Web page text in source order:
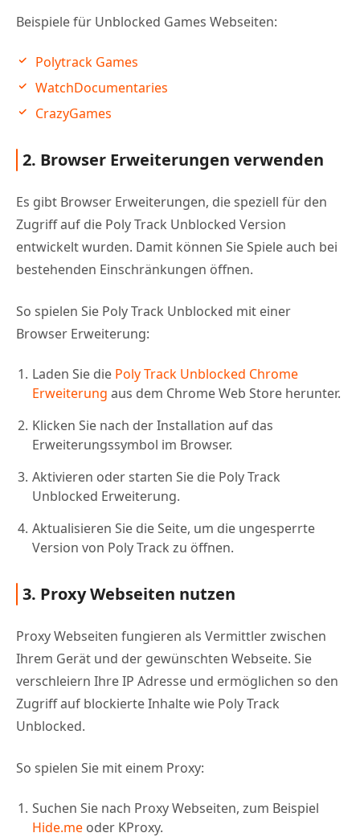
Beispiele für Unblocked Games Webseiten:
Polytrack Games
WatchDocumentaries
CrazyGames
2. Browser Erweiterungen verwenden
Es gibt Browser Erweiterungen, die speziell für den
Zugriff auf die Poly Track Unblocked Version
entwickelt wurden. Damit können Sie Spiele auch bei
bestehenden Einschränkungen öffnen.
So spielen Sie Poly Track Unblocked mit einer
Browser Erweiterung:
Laden Sie die Poly Track Unblocked Chrome
Erweiterung aus dem Chrome Web Store herunter.
Klicken Sie nach der Installation auf das
Erweiterungssymbol im Browser.
Aktivieren oder starten Sie die Poly Track
Unblocked Erweiterung.
Aktualisieren Sie die Seite, um die ungesperrte
Version von Poly Track zu öffnen.
3. Proxy Webseiten nutzen
Proxy Webseiten fungieren als Vermittler zwischen
Ihrem Gerät und der gewünschten Webseite. Sie
verschleiern Ihre IP Adresse und ermöglichen so den
Zugriff auf blockierte Inhalte wie Poly Track
Unblocked.
So spielen Sie mit einem Proxy:
Suchen Sie nach Proxy Webseiten, zum Beispiel
Hide.me oder KProxy.